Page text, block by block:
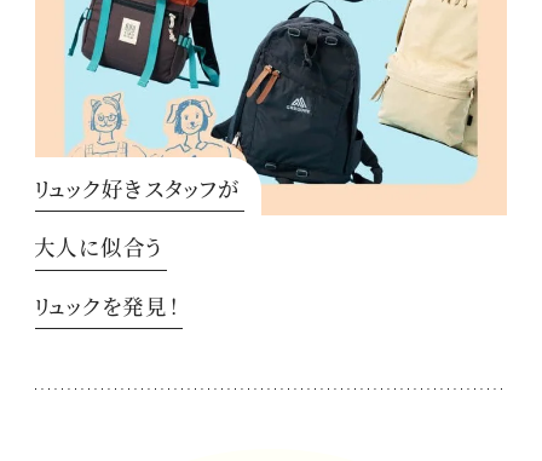
リュック好きスタッフが
大人に似合う
リュックを発見！